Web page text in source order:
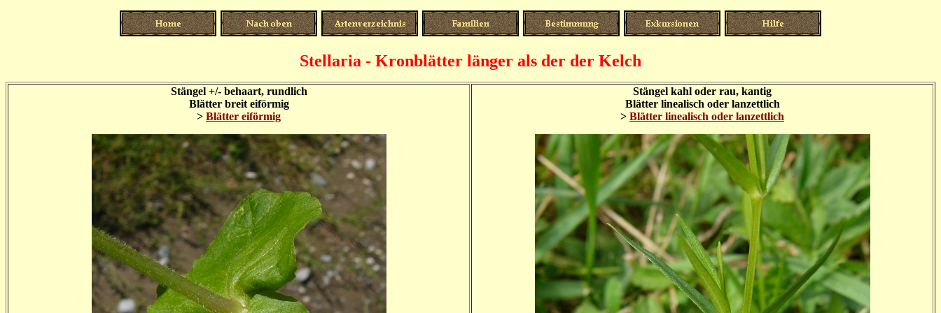
Stellaria - Kronblätter länger als der der Kelch
Stängel +/- behaart, rundlich
Blätter breit eiförmig
> Blätter eiförmig
Stängel kahl oder rau, kantig
Blätter linealisch oder lanzettlich
> Blätter linealisch oder lanzettlich